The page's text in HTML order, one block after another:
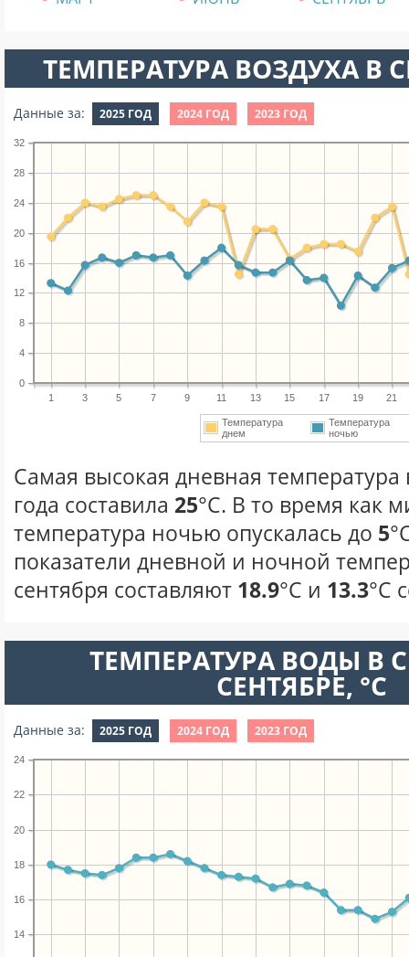
ТЕМПЕРАТУРА ВОЗДУХА В
Данные за: 2025 ГОД 2024 ГОД 2023 ГОД
1 3 5 7 9 11 13 15 17 19 21
0
4
8
12
16
20
24
28
32
Температура
днем
Температура
ночью
Самая высокая дневная температура
года составила 25°С. В то время как
температура ночью опускалась до 5
показатели дневной и ночной
сентября составляют 18.9°С и 13.3°С
ТЕМПЕРАТУРА ВОДЫ В
СЕНТЯБРЕ, °C
Данные за: 2025 ГОД 2024 ГОД 2023 ГОД
14
16
18
20
22
24